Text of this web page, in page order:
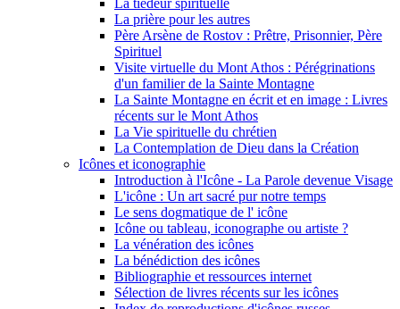
La prière pour les autres
Père Arsène de Rostov : Prêtre, Prisonnier, Père
Spirituel
Visite virtuelle du Mont Athos : Pérégrinations
d'un familier de la Sainte Montagne
La Sainte Montagne en écrit et en image : Livres
récents sur le Mont Athos
La Vie spirituelle du chrétien
La Contemplation de Dieu dans la Création
Icônes et iconographie
Introduction à l'Icône - La Parole devenue Visage
L'icône : Un art sacré pur notre temps
Le sens dogmatique de l' icône
Icône ou tableau, iconographe ou artiste ?
La vénération des icônes
La bénédiction des icônes
Bibliographie et ressources internet
Sélection de livres récents sur les icônes